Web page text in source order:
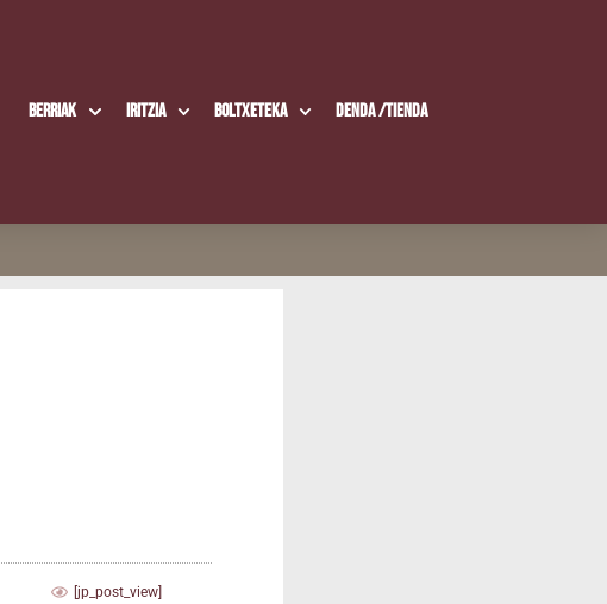
Berriak Iritzia Boltxe­te­ka Den­da /​Tien­da
[jp_post_view]